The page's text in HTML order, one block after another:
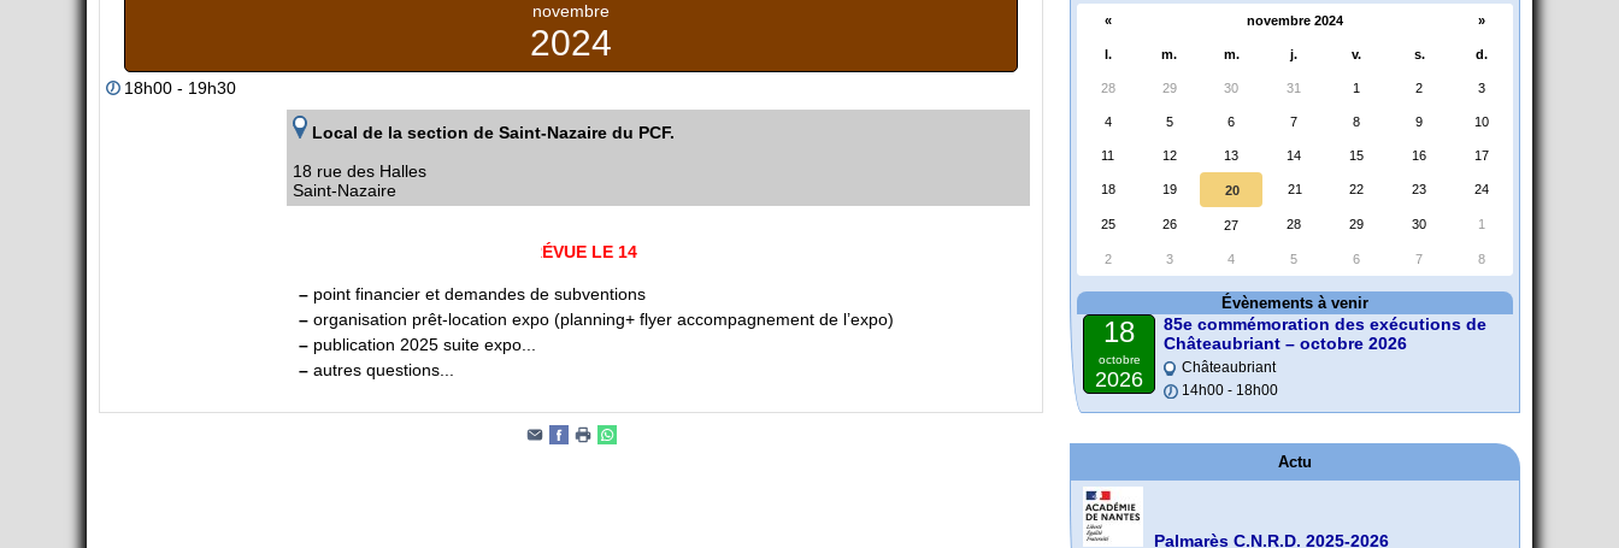
novembre
2024
18h00 - 19h30
Local de la section de Saint-Nazaire du PCF.
18 rue des Halles
Saint-Nazaire
REPORT DE LA RÉUNION, INITIALEMENT PRÉVUE LE 14
– point financier et demandes de subventions
– organisation prêt-location expo (planning+ flyer accompagnement de l’expo)
– publication 2025 suite expo...
– autres questions...
« novembre 2024 »
l. m. m. j. v. s. d.
28 29 30 31 1 2 3
4 5 6 7 8 9 10
11 12 13 14 15 16 17
18 19 20 21 22 23 24
25 26 27 28 29 30 1
2 3 4 5 6 7 8
Évènements à venir
18
octobre
2026
85e commémoration des exécutions de
Châteaubriant – octobre 2026
Châteaubriant
14h00 - 18h00
Actu
Palmarès C.N.R.D. 2025-2026